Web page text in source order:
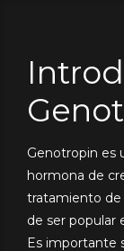
Genotropin es
hormona de
tratamiento de
de ser popular
Es importante